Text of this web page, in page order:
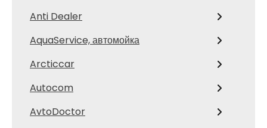
Anti Dealer
AquaService, автомойка
Arcticcar
Autocom
AvtoDoctor